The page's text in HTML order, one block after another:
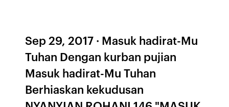
Sep 29, 2017 · Masuk hadirat-Mu
Tuhan Dengan kurban pujian
Masuk hadirat-Mu Tuhan
Berhiaskan kekudusan